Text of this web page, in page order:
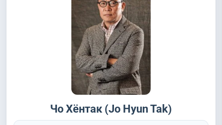
Чо Хёнтак (Jo Hyun Tak)